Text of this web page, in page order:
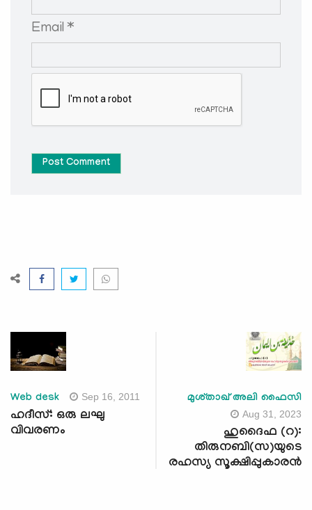
Email *
Post Comment
Web desk Sep 16, 2011
ഹദീസ്: ഒരു ലഘു
വിവരണം
മുശ്താഖ് അലി ഫൈസി
Aug 31, 2023
ഹുദൈഫ (റ):
തിരുനബി(സ)യുടെ
രഹസ്യ സൂക്ഷിപ്പുകാരന്‍